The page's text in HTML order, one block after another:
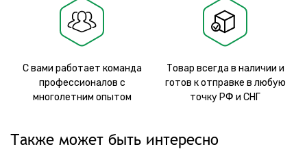
С вами работает команда
профессионалов с
многолетним опытом
Товар всегда в наличии и
готов к отправке в любую
точку РФ и СНГ
Также может быть интересно